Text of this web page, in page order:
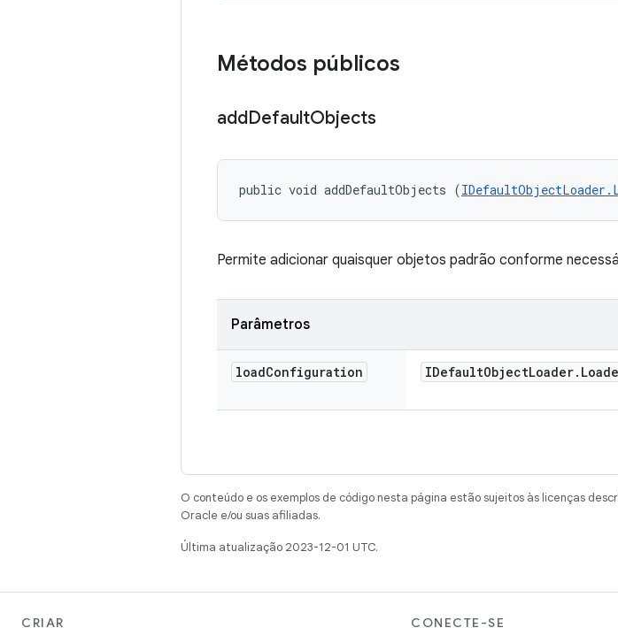
Métodos públicos
addDefaultObjects
public void addDefaultObjects (
Permite adicionar quaisquer objetos padrão conforme
Parâmetros
loadConfiguration IDefaultObjectLoader.
O conteúdo e os exemplos de código nesta página estão sujeitos às licenças
Oracle e/ou suas afiliadas.
Última atualização 2023-12-01 UTC.
CRIAR CONECTE-SE